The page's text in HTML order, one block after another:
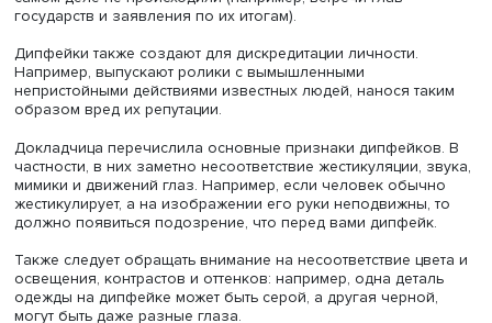
Фото: iStock
Например, дипфейки создают, чтобы убедить
компании предоставить доступ к важной информации,
подделывая в том числе личности государственных